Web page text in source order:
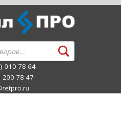
010 78 64
200 78 47